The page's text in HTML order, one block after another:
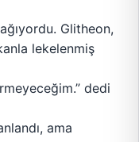
Glitheon,
lekelenmiş
dedi
ama